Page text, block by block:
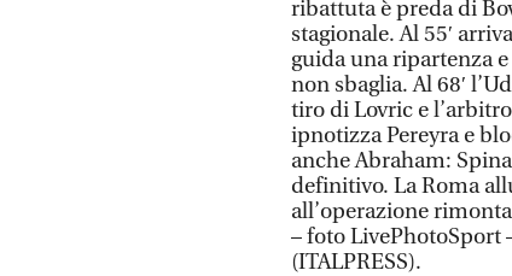
ribattuta è preda di
stagionale. Al 55′
guida una ripartenza
non sbaglia. Al 68′
tiro di Lovric e
ipnotizza Pereyra e
anche Abraham:
definitivo. La Roma
all’operazione
– foto LivePhotoSport
(ITALPRESS).